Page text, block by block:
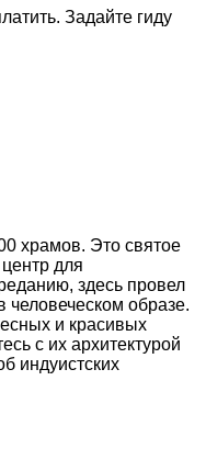
Задайте гиду
храмов. Это святое
для
здесь провел
образе.
и красивых
с их архитектурой
индуистских